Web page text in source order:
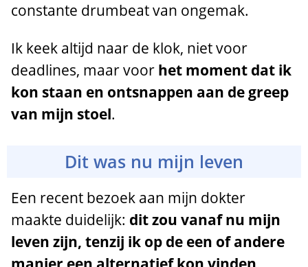
constante drumbeat van ongemak.
Ik keek altijd naar de klok, niet voor
deadlines, maar voor het moment dat ik
kon staan en ontsnappen aan de greep
van mijn stoel.
Dit was nu mijn leven
Een recent bezoek aan mijn dokter
maakte duidelijk: dit zou vanaf nu mijn
leven zijn, tenzij ik op de een of andere